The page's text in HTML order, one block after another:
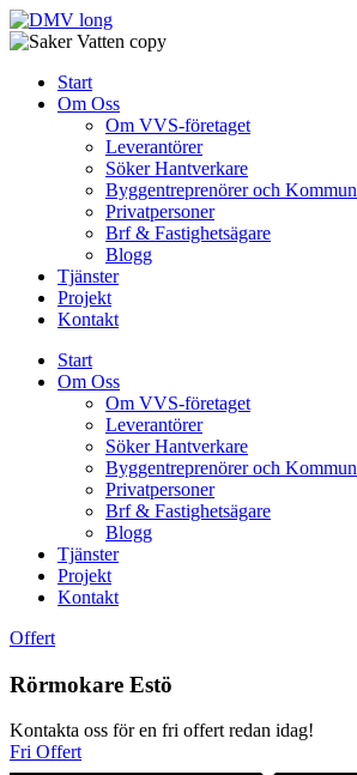
Skip
to
Start
Om Oss
Om VVS-företaget
Leverantörer
Söker Hantverkare
Byggentreprenörer och Kommun
Privatpersoner
Brf & Fastighetsägare
Blogg
Tjänster
Projekt
Kontakt
Start
Om Oss
Om VVS-företaget
Leverantörer
Söker Hantverkare
Byggentreprenörer och Kommun
Privatpersoner
Brf & Fastighetsägare
Blogg
Tjänster
Projekt
Kontakt
Offert
Rörmokare Estö
Kontakta oss för en fri offert redan idag!
Fri Offert